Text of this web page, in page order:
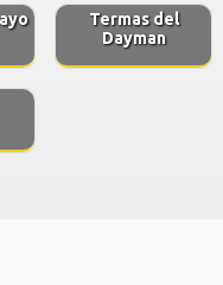
Termas del
Dayman